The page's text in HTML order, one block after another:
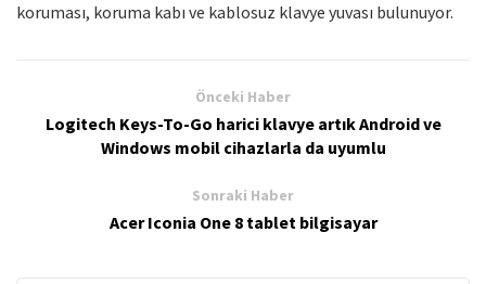
koruması, koruma kabı ve kablosuz klavye yuvası bulunuyor.
Önceki Haber
Logitech Keys-To-Go harici klavye artık Android ve
Windows mobil cihazlarla da uyumlu
Sonraki Haber
Acer Iconia One 8 tablet bilgisayar